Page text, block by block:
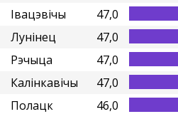
Івацэвічы
47,0
Лунінец
47,0
Рэчыца
47,0
Калінкавічы
47,0
Полацк
46,0